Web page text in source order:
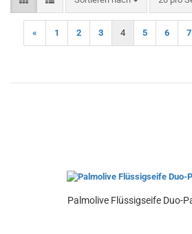
« 1 2 3 4 5 6 7
Palmolive Flüssigseife Duo-